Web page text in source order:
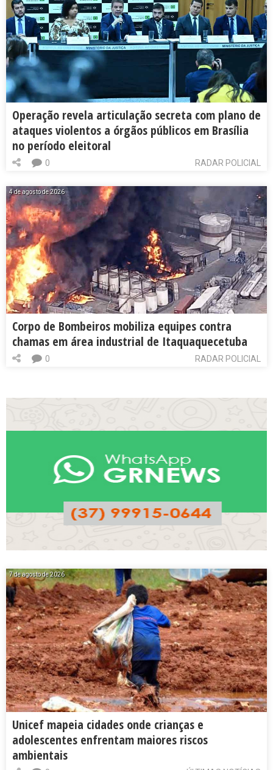
Operação revela articulação secreta com plano de
ataques violentos a órgãos públicos em Brasília
no período eleitoral
RADAR POLICIAL
0
4 de agosto de 2026
Corpo de Bombeiros mobiliza equipes contra
chamas em área industrial de Itaquaquecetuba
RADAR POLICIAL
0
7 de agosto de 2026
Unicef mapeia cidades onde crianças e
adolescentes enfrentam maiores riscos
ambientais